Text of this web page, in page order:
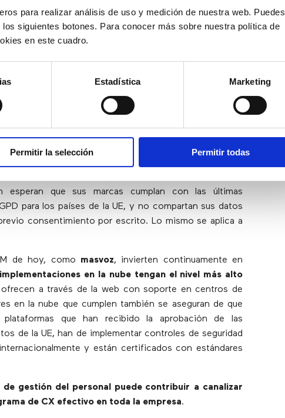
para realizar análisis de uso y medición de nuestra web. Puedes
siguientes botones. Para conocer más sobre nuestra política de
en este cuadro.
Estadística Marketing
Permitir la selección Permitir todas
plantean, por ejemplo: “¿Qué pasaría si…?” para poder
posibles y evaluar el impacto de éstas en el
la gestión del personal una parte intrínseca de la
para los gerentes sénior y, si se ignoran, pueden
Los usuarios esperan que sus transacciones online
esperan que sus marcas cumplan con las últimas
para los países de la UE, y no compartan sus datos
consentimiento por escrito. Lo mismo se aplica a
de hoy, como masvoz, invierten continuamente en
en la nube tengan el nivel más alto
a través de la web con soporte en centros de
en la nube que cumplen también se aseguran de que
que han recibido la aprobación de las
de la UE, han de implementar controles de seguridad
y están certificados con estándares
de gestión del personal puede contribuir a canalizar
de CX efectivo en toda la empresa.